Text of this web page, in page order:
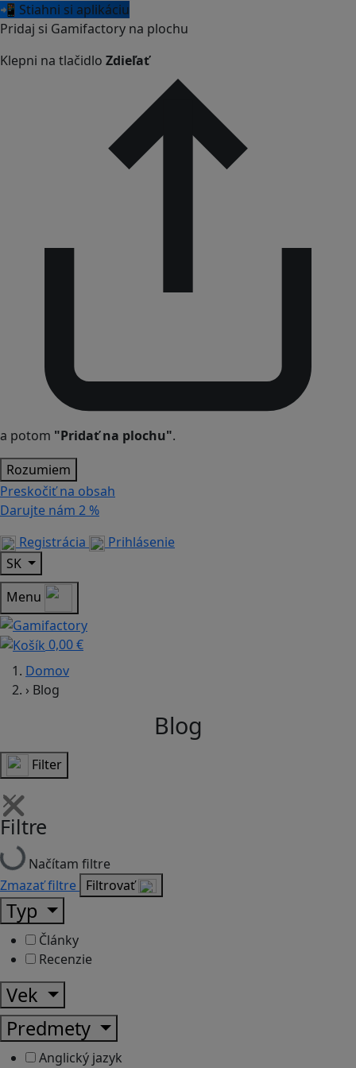
📲 Stiahni si aplikáciu
Pridaj si Gamifactory na plochu
Klepni na tlačidlo Zdieľať
a potom "Pridať na plochu".
Rozumiem
Preskočiť na obsah
Darujte nám 2 %
Registrácia
Prihlásenie
SK
Menu
0,00 €
Domov
› Blog
Blog
Filter
Filtre
Načítam filtre
Zmazať filtre Filtrovať
Typ
Články
Recenzie
Vek
Predmety
Anglický jazyk